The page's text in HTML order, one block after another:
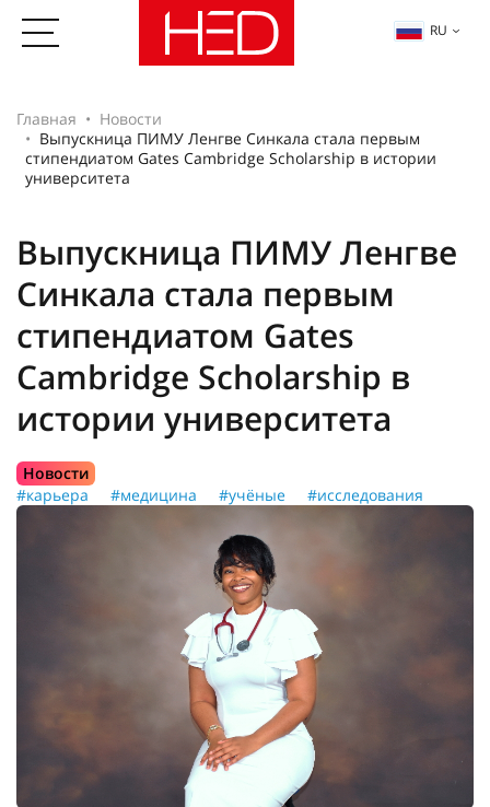
RU
Главная
Новости
Выпускница ПИМУ Ленгве Синкала стала первым
стипендиатом Gates Cambridge Scholarship в истории
университета
Выпускница ПИМУ Ленгве
Синкала стала первым
стипендиатом Gates
Cambridge Scholarship в
истории университета
Новости
#карьера
#медицина #учёные #исследования